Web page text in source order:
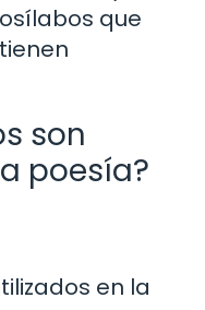
que
son
poesía?
en la